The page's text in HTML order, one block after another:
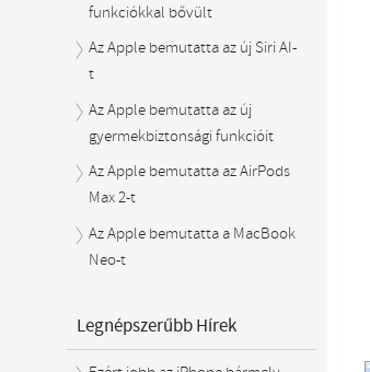
funkciókkal bővült
Az Apple bemutatta az új Siri AI-
t
Az Apple bemutatta az új
gyermekbiztonsági funkcióit
Az Apple bemutatta az AirPods
Max 2-t
Az Apple bemutatta a MacBook
Neo-t
Legnépszerűbb Hírek